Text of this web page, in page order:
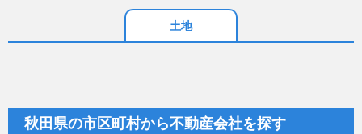
土地
秋田県の市区町村から不動産会社を探す